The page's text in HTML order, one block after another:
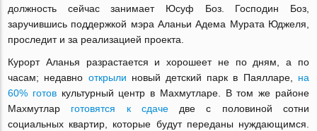
должность сейчас занимает Юсуф Боз. Господин Боз,
заручившись поддержкой мэра Аланьи Адема Мурата Юджеля,
проследит и за реализацией проекта.
Курорт Аланья разрастается и хорошеет не по дням, а по
часам; недавно открыли новый детский парк в Паялларе, на
60% готовкультурный центр в Махмутларе. В том же районе
Махмутлар готовятся к сдачедве с половиной сотни
социальных квартир, которые будут переданы нуждающимся.